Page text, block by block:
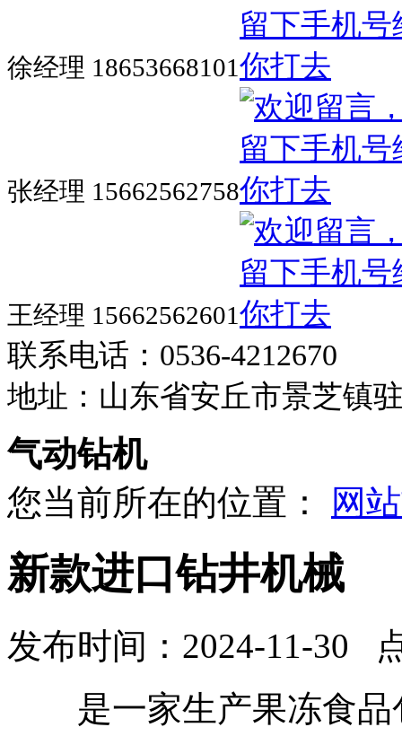
徐经理 18653668101
张经理 15662562758
王经理 15662562601
联系电话：0536-4212670
地址：山东省安丘市景芝镇
气动钻机
您当前所在的位置：
网
新款进口钻井机械
发布时间：2024-11-30
是一家生产果冻食品